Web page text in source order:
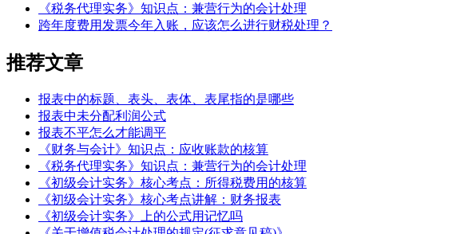
《税务代理实务》知识点：兼营行为的会计处理
跨年度费用发票今年入账，应该怎么进行财税处理？
推荐文章
报表中的标题、表头、表体、表尾指的是哪些
报表中未分配利润公式
报表不平怎么才能调平
《财务与会计》知识点：应收账款的核算
《税务代理实务》知识点：兼营行为的会计处理
《初级会计实务》核心考点：所得税费用的核算
《初级会计实务》核心考点讲解：财务报表
《初级会计实务》上的公式用记忆吗